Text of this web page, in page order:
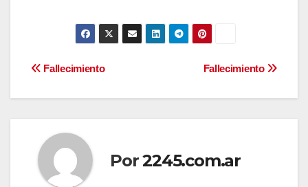
Navegación
de
entradas
Fallecimiento
Fallecimiento
Por2245.com.ar